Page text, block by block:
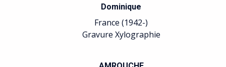
Dominique
France (1942-)
Gravure Xylographie